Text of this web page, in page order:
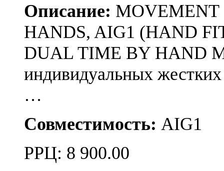
Описание: MOVEMENT
HANDS, AIG1 (HAND
DUAL TIME BY HAND
индивидуальных
…
Совместимость: AIG1
РРЦ: 8 900.00